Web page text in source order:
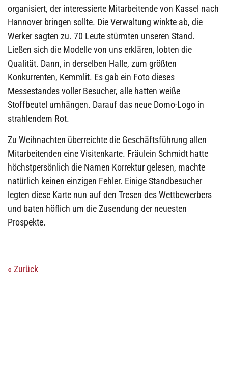
organisiert, der interessierte Mitarbeitende von Kassel nach
Hannover bringen sollte. Die Verwaltung winkte ab, die
Werker sagten zu. 70 Leute stürmten unseren Stand.
Ließen sich die Modelle von uns erklären, lobten die
Qualität. Dann, in derselben Halle, zum größten
Konkurrenten, Kemmlit. Es gab ein Foto dieses
Messestandes voller Besucher, alle hatten weiße
Stoffbeutel umhängen. Darauf das neue Domo-Logo in
strahlendem Rot.
Zu Weihnachten überreichte die Geschäftsführung allen
Mitarbeitenden eine Visitenkarte. Fräulein Schmidt hatte
höchstpersönlich die Namen Korrektur gelesen, machte
natürlich keinen einzigen Fehler. Einige Standbesucher
legten diese Karte nun auf den Tresen des Wettbewerbers
und baten höflich um die Zusendung der neuesten
Prospekte.
« Zurück